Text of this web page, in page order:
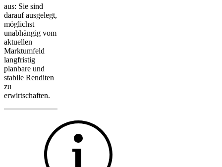
aus: Sie sind
darauf ausgelegt,
möglichst
unabhängig vom
aktuellen
Marktumfeld
langfristig
planbare und
stabile Renditen
zu
erwirtschaften.